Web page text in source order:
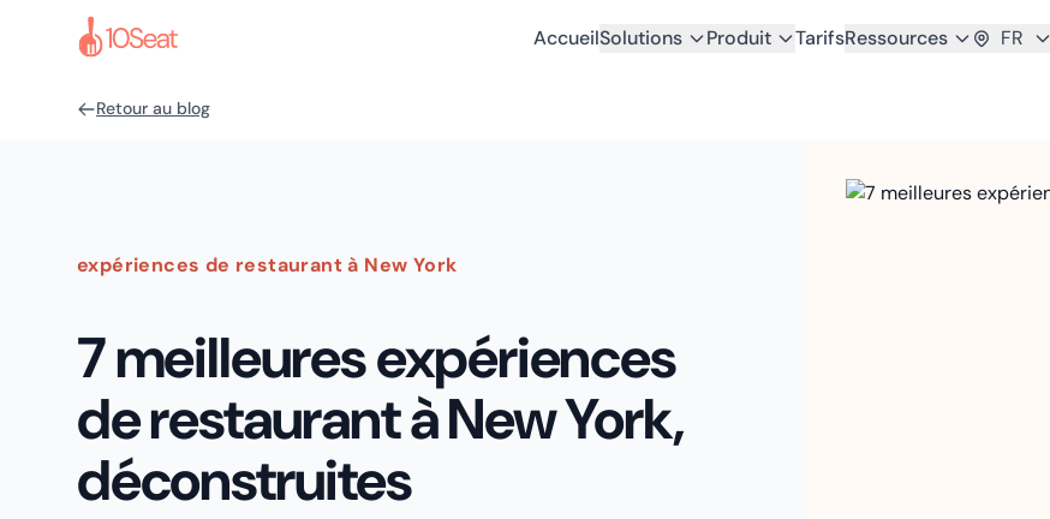
AccueilSolutions Produit TarifsRessources FR
Retour au blog
expériences de restaurant à New York
7 meilleures expériences
de restaurant à New York,
déconstruites